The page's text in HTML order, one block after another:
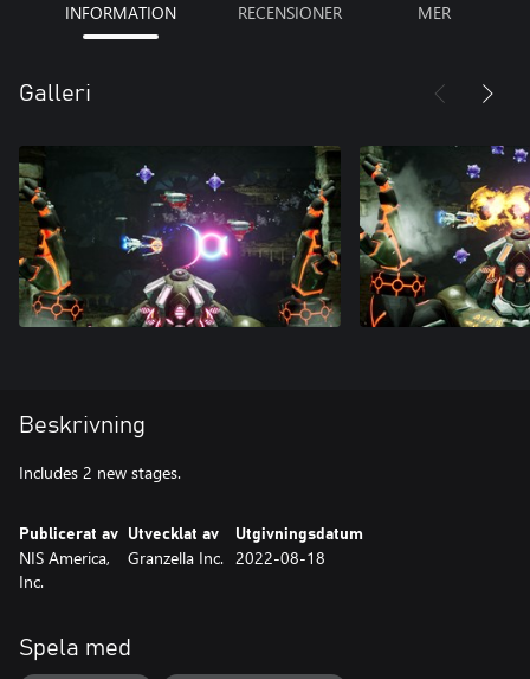
INFORMATION RECENSIONER MER
Galleri
Beskrivning
Includes 2 new stages.
Publicerat av
NIS America,
Inc.
Utvecklat av
Granzella Inc.
Utgivningsdatum
2022-08-18
Spela med